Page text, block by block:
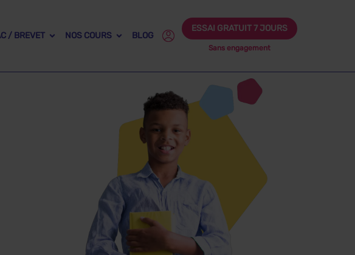
/ BREVET NOS COURS BLOG
ESSAI GRATUIT 7 JOURS
Sans engagement